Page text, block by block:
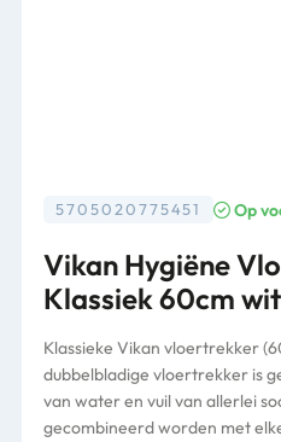
5705020775451 Op
Vikan Hygiëne
Klassiek 60cm
Klassieke Vikan vloertrekker
dubbelbladige vloertrekker is
van water en vuil van allerlei
gecombineerd worden met